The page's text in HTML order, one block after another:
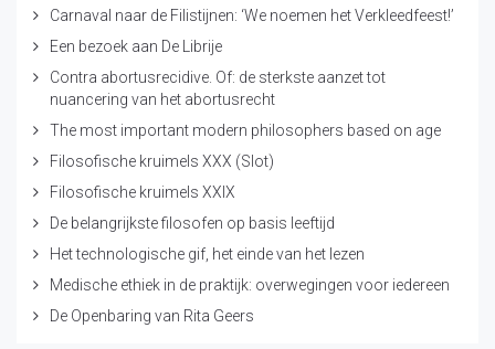
Carnaval naar de Filistijnen: ‘We noemen het Verkleedfeest!’
Een bezoek aan De Librije
Contra abortusrecidive. Of: de sterkste aanzet tot
nuancering van het abortusrecht
The most important modern philosophers based on age
Filosofische kruimels XXX (Slot)
Filosofische kruimels XXIX
De belangrijkste filosofen op basis leeftijd
Het technologische gif, het einde van het lezen
Medische ethiek in de praktijk: overwegingen voor iedereen
De Openbaring van Rita Geers